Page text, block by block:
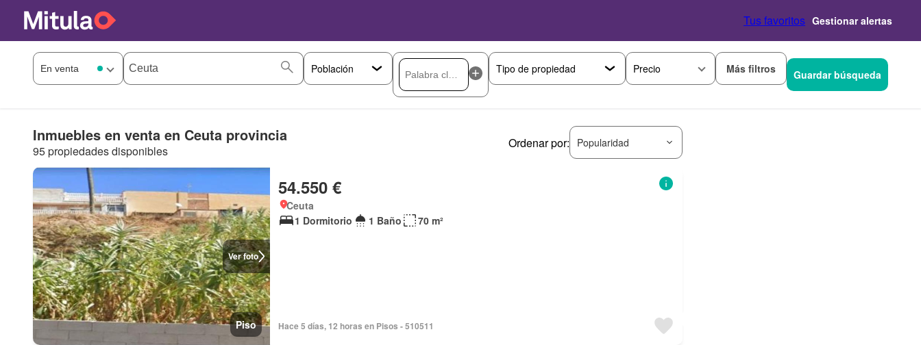
Tus favoritos Gestionar alertas
Precio Más filtros Guardar búsqueda
Inmuebles en venta en Ceuta provincia
95 propiedades disponibles
Ordenar por: Popularidad
Ver foto
Piso
54.550 €
Ceuta
1 Dormitorio
1 Baño 70 m²
Hace 5 días, 12 horas en Pisos - 510511